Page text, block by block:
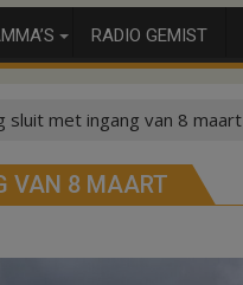
RADIO GEMIST
sluit met ingang van 8 maart
VAN 8 MAART